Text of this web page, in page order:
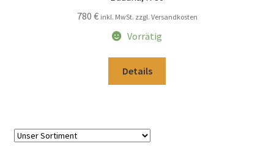
Wohnzimmertisch mit Stühlen
780 € inkl. MwSt. zzgl. Versandkosten
Vorrätig
Details